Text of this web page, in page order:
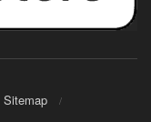
Sitemap